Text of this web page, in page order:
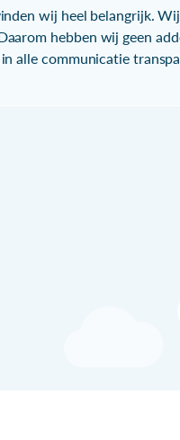
wij heel belangrijk.
hebben wij geen
alle communicatie